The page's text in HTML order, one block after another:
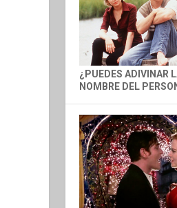
¿PUEDES ADIVINAR
NOMBRE DEL